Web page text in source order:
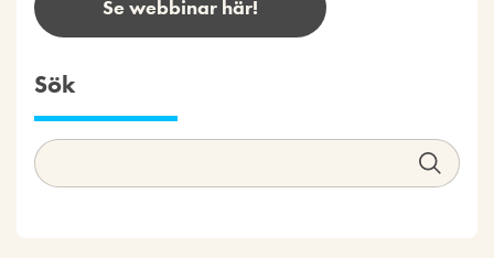
Se webbinar här!
Sök